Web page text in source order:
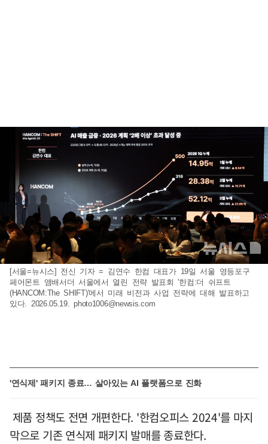
[서울=뉴시스] 전신 기자 = 김연수 한컴 대표가 19일 서울 영등포구
페어몬트 앰배서더 서울에서 열린 전략 발표회 '한컴:더 쉬프트
(HANCOM:The SHIFT)'에서 미래 비전과 사업 전략에 대해 발표하고
있다. 2026.05.19.photo1006@newsis.com
'연식제' 패키지 종료… 살아있는 AI 플랫폼으로 진화
제품 정책도 전면 개편한다. '한컴오피스 2024'를 마지
막으로 기존 연식제 패키지 발매를 종료한다.